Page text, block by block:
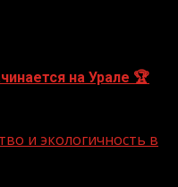
на Урале 🏆
и экологичность в